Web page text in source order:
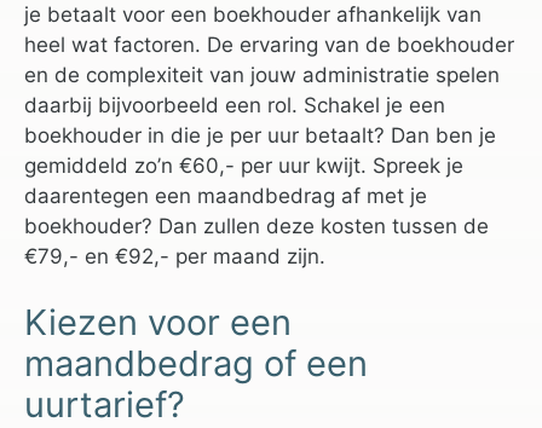
je betaalt voor een boekhouder afhankelijk van
heel wat factoren. De ervaring van de boekhouder
en de complexiteit van jouw administratie spelen
daarbij bijvoorbeeld een rol. Schakel je een
boekhouder in die je per uur betaalt? Dan ben je
gemiddeld zo’n €60,- per uur kwijt. Spreek je
daarentegen een maandbedrag af met je
boekhouder? Dan zullen deze kosten tussen de
€79,- en €92,- per maand zijn.
Kiezen voor een
maandbedrag of een
uurtarief?